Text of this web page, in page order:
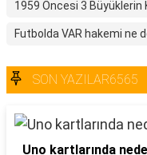
1959 Öncesi 3 Büyüklerin
Futbolda VAR hakemi ne
SON YAZILAR6565
Uno kartlarında